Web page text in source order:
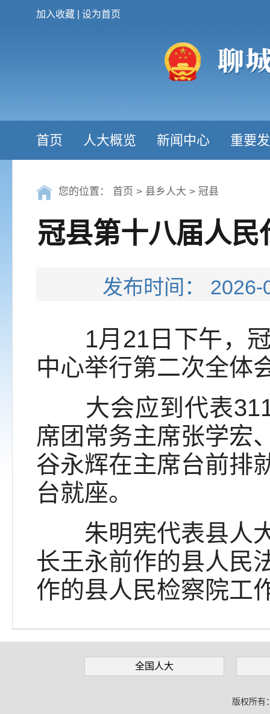
加入收藏 设为首页
首页 人大概览 新闻中心 重要
您的位置： 首页 > 县乡人大 > 冠县
冠县第十八届人
发布时间：
1月21日下午，冠
中心举行第二次全体
大会应到代表311
席团常务主席张学宏
谷永辉在主席台前排
台就座。
朱明宪代表县人大
长王永前作的县人民
作的县人民检察院工
全国人大
版权所